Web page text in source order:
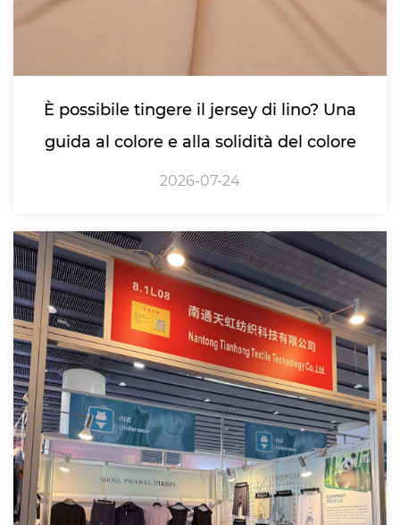
È possibile tingere il jersey di lino? Una
guida al colore e alla solidità del colore
2026-07-24